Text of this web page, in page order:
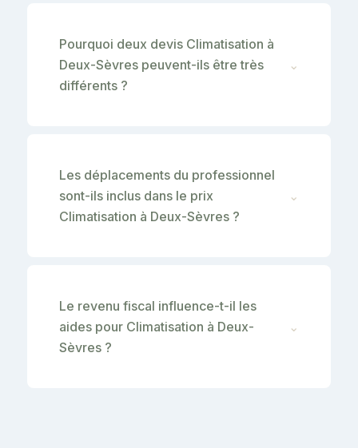
Pourquoi deux devis Climatisation à
Deux-Sèvres peuvent-ils être très
différents ?
⌄
Les déplacements du professionnel
sont-ils inclus dans le prix
Climatisation à Deux-Sèvres ?
⌄
Le revenu fiscal influence-t-il les
aides pour Climatisation à Deux-
Sèvres ?
⌄